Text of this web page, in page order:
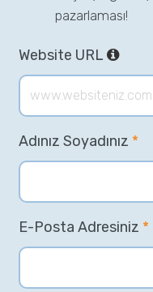
pazarlaması!
Website URL
Adınız Soyadınız *
E-Posta Adresiniz *